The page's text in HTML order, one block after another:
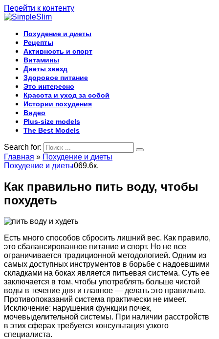
Перейти к контенту
Похудение и диеты
Рецепты
Активность и спорт
Витамины
Диеты звезд
Здоровое питание
Это интересно
Красота и уход за собой
Истории похудения
Видео
Plus-size models
The Best Models
Search for:
Главная » Похудение и диеты
Похудение и диеты069.6к.
Как правильно пить воду, чтобы
похудеть
Есть много способов сбросить лишний вес. Как правило,
это сбалансированное питание и спорт. Но не все
ограничивается традиционной методологией. Одним из
самых доступных инструментов в борьбе с надоевшими
складками на боках является питьевая система. Суть ее
заключается в том, чтобы употреблять больше чистой
воды в течение дня и главное — делать это правильно.
Противопоказаний система практически не имеет.
Исключение: нарушения функции почек,
мочевыделительной системы. При наличии расстройств
в этих сферах требуется консультация узкого
специалиста.